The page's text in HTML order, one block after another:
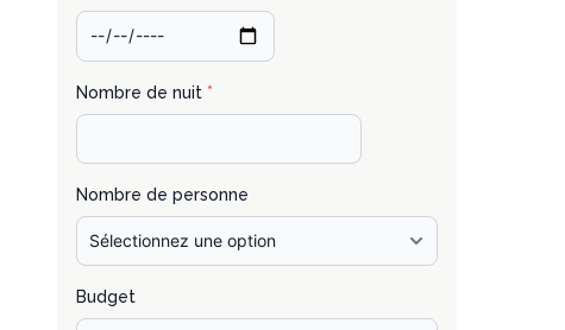
Nombre de nuit *
Nombre de personne
Budget